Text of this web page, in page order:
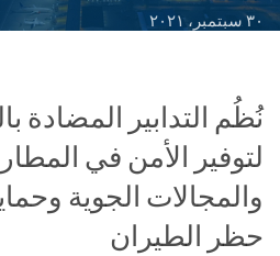
٣٠ سبتمبر، ٢٠٢١
نُظُم التدابير المضادة
لتوفير الأمن في
والمجالات الجوية
حظر الطيران